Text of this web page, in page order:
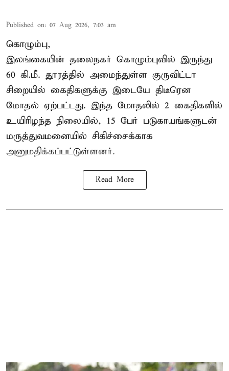
Published on: 07 Aug 2026, 7:03 am
கொழும்பு,
இலங்கையின் தலைநகர் கொழும்புவில் இருந்து
60 கி.மீ. தூரத்தில் அமைந்துள்ள குருவிட்டா
சிறையில் கைதிகளுக்கு இடையே திடீரென
மோதல் ஏற்பட்டது. இந்த மோதலில் 2 கைதிகளில்
உயிரிழந்த நிலையில், 15 பேர் படுகாயங்களுடன்
மருத்துவமனையில் சிகிச்சைக்காக
அனுமதிக்கப்பட்டுள்ளனர்.
Read More